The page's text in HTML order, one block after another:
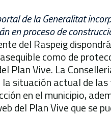
de la Generalitat
en proceso de
del Raspeig
como de
Plan Vive. La
situación actual de
en el municipio,
del Plan Vive que se